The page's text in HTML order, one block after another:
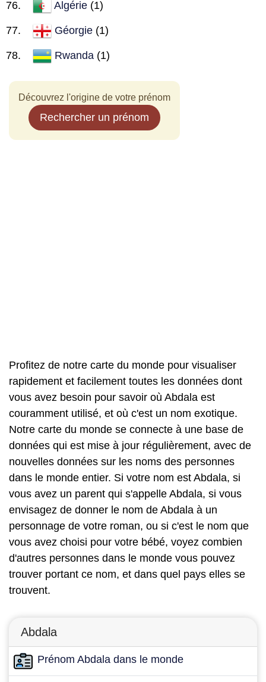
Algérie (1)
Géorgie (1)
Rwanda (1)
Découvrez l'origine de votre prénom
Rechercher un prénom
Profitez de notre carte du monde pour visualiser
rapidement et facilement toutes les données dont
vous avez besoin pour savoir où Abdala est
couramment utilisé, et où c'est un nom exotique.
Notre carte du monde se connecte à une base de
données qui est mise à jour régulièrement, avec de
nouvelles données sur les noms des personnes
dans le monde entier. Si votre nom est Abdala, si
vous avez un parent qui s'appelle Abdala, si vous
envisagez de donner le nom de Abdala à un
personnage de votre roman, ou si c'est le nom que
vous avez choisi pour votre bébé, voyez combien
d'autres personnes dans le monde vous pouvez
trouver portant ce nom, et dans quel pays elles se
trouvent.
Abdala
Prénom Abdala dans le monde